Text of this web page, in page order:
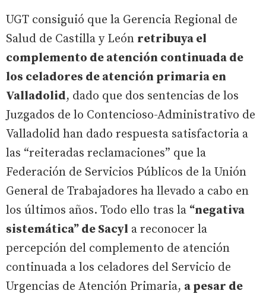
UGT consiguió que la Gerencia Regional de
Salud de Castilla y León retribuya el
complemento de atención continuada de
los celadores de atención primaria en
Valladolid, dado que dos sentencias de los
Juzgados de lo Contencioso-Administrativo de
Valladolid han dado respuesta satisfactoria a
las “reiteradas reclamaciones” que la
Federación de Servicios Públicos de la Unión
General de Trabajadores ha llevado a cabo en
los últimos años. Todo ello tras la “negativa
sistemática” de Sacyl a reconocer la
percepción del complemento de atención
continuada a los celadores del Servicio de
Urgencias de Atención Primaria, a pesar de